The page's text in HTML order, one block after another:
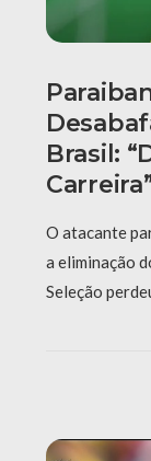
Brasil:
O atacante
a eliminação
Seleção